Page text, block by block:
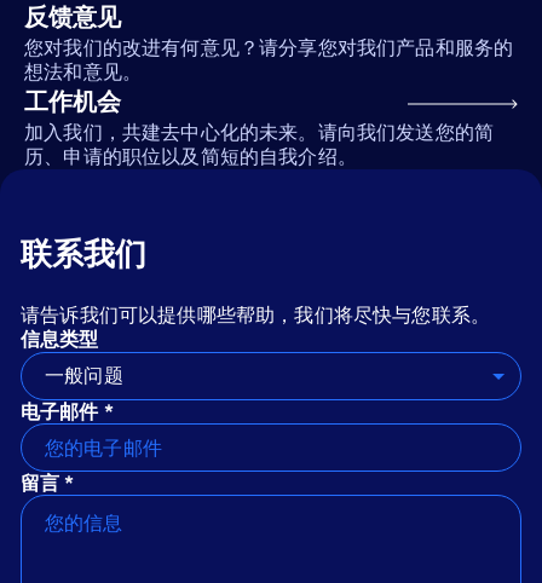
反馈意见
您对我们的改进有何意见？请分享您对我们产品和服务的
想法和意见。
工作机会
加入我们，共建去中心化的未来。请向我们发送您的简
历、申请的职位以及简短的自我介绍。
联系我们
请告诉我们可以提供哪些帮助，我们将尽快与您联系。
信息类型
一般问题
电子邮件 *
留言 *